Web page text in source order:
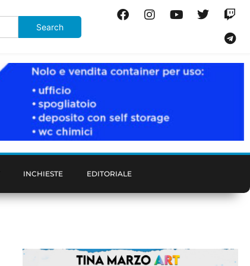
INCHIESTE EDITORIALE